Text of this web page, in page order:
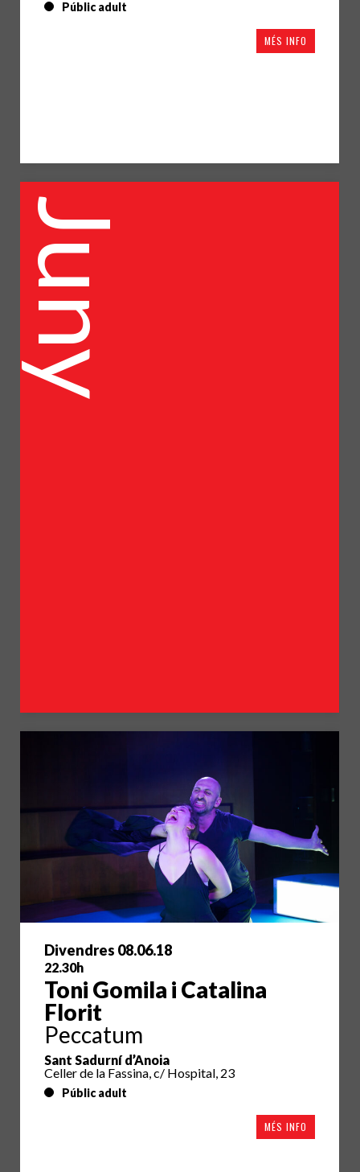
Públic adult
MÉS INFO
Juny
Divendres 08.06.18
22.30h
Toni Gomila i Catalina
Florit
Peccatum
Sant Sadurní d’Anoia
Celler de la Fassina, c/ Hospital, 23
Públic adult
MÉS INFO